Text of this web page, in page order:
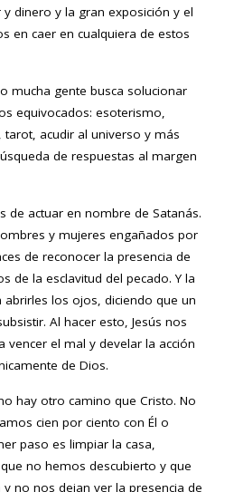
dinero y la gran exposición y el
en caer en cualquiera de estos
mucha gente busca solucionar
equivocados: esoterismo,
tarot, acudir al universo y más
de respuestas al margen
de actuar en nombre de Satanás.
y mujeres engañados por
de reconocer la presencia de
de la esclavitud del pecado. Y la
abrirles los ojos, diciendo que un
Al hacer esto, Jesús nos
vencer el mal y develar la acción
de Dios.
hay otro camino que Cristo. No
cien por ciento con Él o
paso es limpiar la casa,
no hemos descubierto y que
no nos dejan ver la presencia de